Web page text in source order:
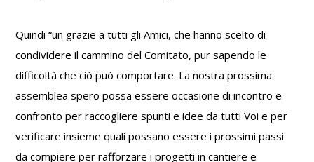
Quindi “un grazie a tutti gli Amici, che hanno scelto di
condividere il cammino del Comitato, pur sapendo le
difficoltà che ciò può comportare. La nostra prossima
assemblea spero possa essere occasione di incontro e
confronto per raccogliere spunti e idee da tutti Voi e per
verificare insieme quali possano essere i prossimi passi
da compiere per rafforzare i progetti in cantiere e